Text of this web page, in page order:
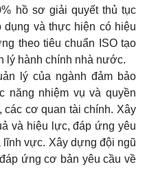
hồ sơ giải quyết thủ tục
dụng và thực hiện có hiệu
theo tiêu chuẩn ISO tạo
lý hành chính nhà nước.
lý của ngành đảm bảo
năng nhiệm vụ và quyền
các cơ quan tài chính. Xây
và hiệu lực, đáp ứng yêu
lĩnh vực. Xây dựng đội ngũ
ứng cơ bản yêu cầu về